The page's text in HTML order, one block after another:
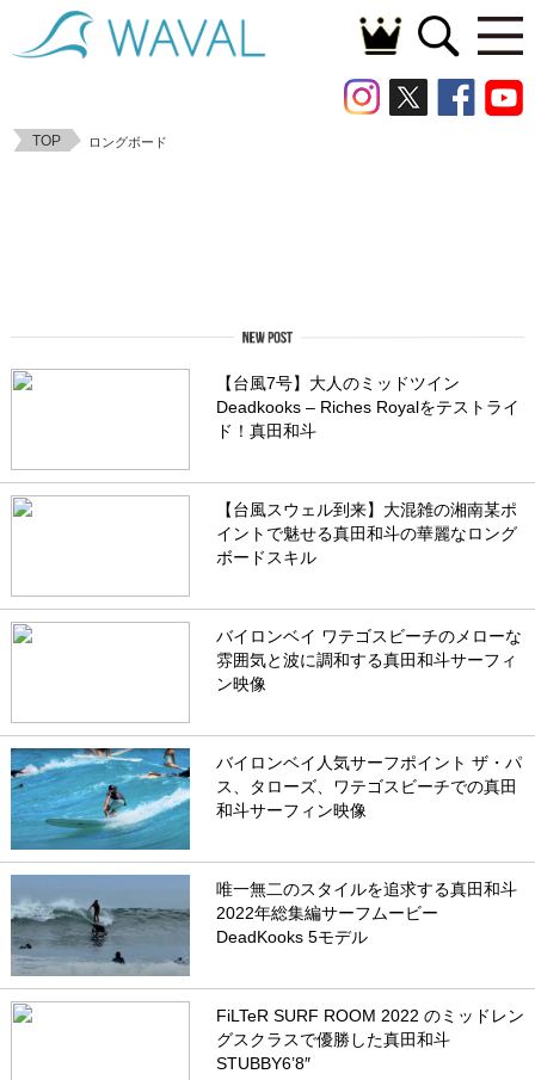
TOP ロングボード
【台風7号】大人のミッドツイン
Deadkooks – Riches Royalをテストライ
ド！真田和斗
【台風スウェル到来】大混雑の湘南某ポ
イントで魅せる真田和斗の華麗なロング
ボードスキル
バイロンベイ ワテゴスビーチのメローな
雰囲気と波に調和する真田和斗サーフィ
ン映像
バイロンベイ人気サーフポイント ザ・パ
ス、タローズ、ワテゴスビーチでの真田
和斗サーフィン映像
唯一無二のスタイルを追求する真田和斗
2022年総集編サーフムービー
DeadKooks 5モデル
FiLTeR SURF ROOM 2022 のミッドレン
グスクラスで優勝した真田和斗
STUBBY6’8″